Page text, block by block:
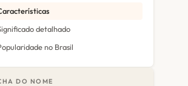
detalhado
no Brasil
DO NOME